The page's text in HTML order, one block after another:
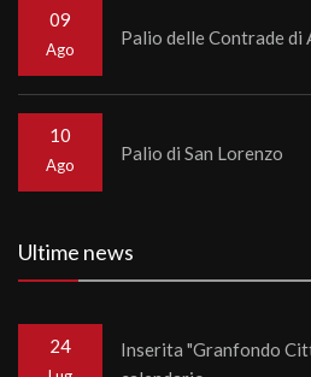
09
Ago
Palio delle Contrade di
10
Ago
Palio di San Lorenzo
Ultime news
24
Inserita "Granfondo